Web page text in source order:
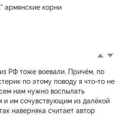
армянские корни
РФ тоже воевали. Причём, по
по этому поводу я что-то не
нам нужно воспылать
и им сочувствующим из далёкой
наверняка считает автор